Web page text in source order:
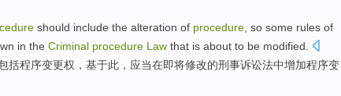
should include the alteration of procedure , so some rules of
in the Criminal procedure Law that is about to be modified.
括程序变更权，基于此，应当在即将修改的刑事诉讼法中增加程序变